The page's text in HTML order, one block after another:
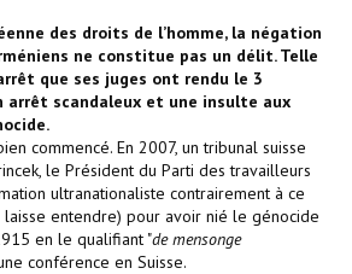
des droits de l’homme, la négation
ne constitue pas un délit. Telle
que ses juges ont rendu le 3
arrêt scandaleux et une insulte aux
commencé. En 2007, un tribunal suisse
le Président du Parti des travailleurs
ultranationaliste contrairement à ce
entendre) pour avoir nié le génocide
en le qualifiant "de mensonge
conférence en Suisse.